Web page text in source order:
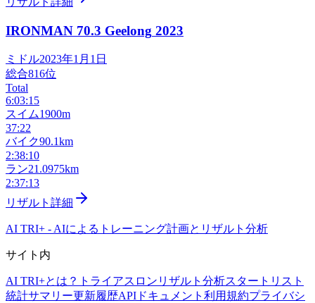
IRONMAN 70.3 Geelong 2023
ミドル2023年1月1日
総合816位
Total
6:03:15
スイム1900m
37:22
バイク90.1km
2:38:10
ラン21.0975km
2:37:13
リザルト詳細
AI TRI+ - AIによるトレーニング計画とリザルト分析
サイト内
AI TRI+とは？ トライアスロンリザルト分析スタートリスト
統計サマリー更新履歴APIドキュメント 利用規約プライバシ